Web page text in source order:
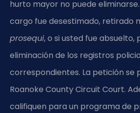
hurto mayor no puede
cargo fue desestimado, retirado
prosequi, o si usted fue absuelto,
eliminación de los registros
correspondientes. La petición se
Roanoke County Circuit Court.
califiquen para un programa de